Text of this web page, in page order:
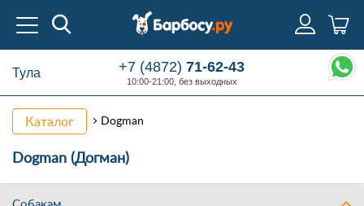
Тула +7 (4872)71-62-43
10:00-21:00, без выходных
Каталог Dogman
Dogman (Догман)